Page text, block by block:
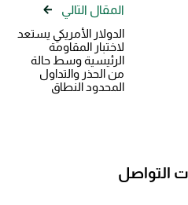
المقال التالي
الدولار الأمريكي يستعد
لاختبار المقاومة
الرئيسية وسط حالة
من الحذر والتداول
المحدود النطاق
التواصل